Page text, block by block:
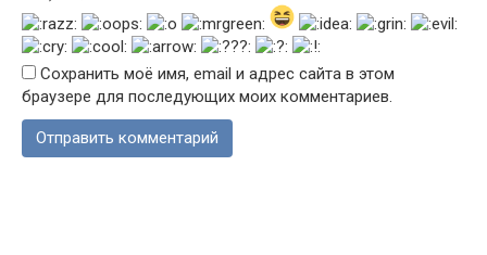
Сохранить моё имя, email и адрес сайта в этом
браузере для последующих моих комментариев.